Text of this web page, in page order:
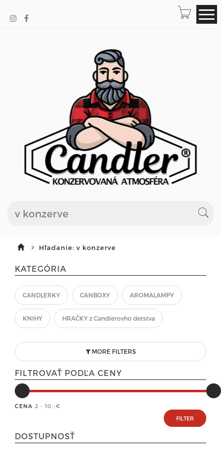
Hľadanie: v konzerve
KATEGÓRIA
CANDLERKY CANBOXY AROMALAMPY
KNIHY HRAČKY z Candlerovho detstva
MORE FILTERS
FILTROVAŤ PODĽA CENY
CENA 2 - 10 ,-€
DOSTUPNOSŤ